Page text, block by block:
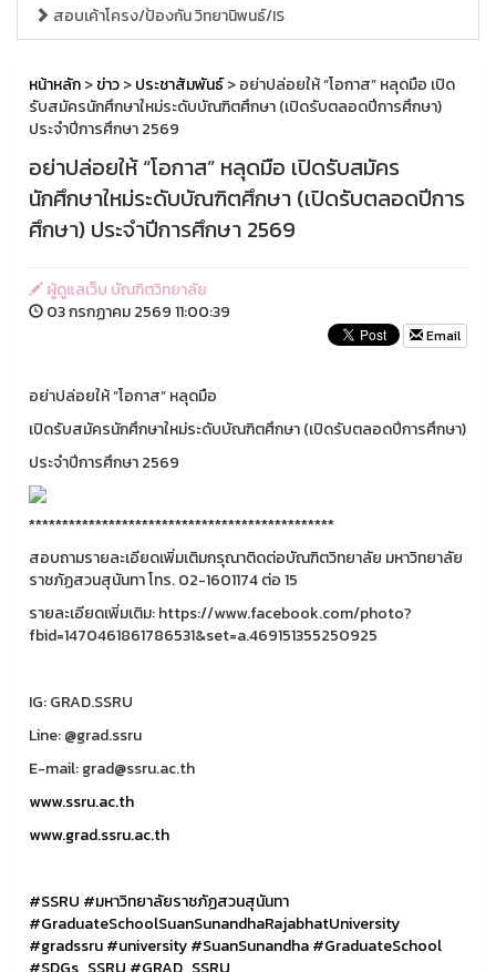
สอบเค้าโครง/ป้องกัน วิทยานิพนธ์/IS
หน้าหลัก>ข่าว>ประชาสัมพันธ์> อย่าปล่อยให้ “โอกาส” หลุดมือ เปิด
รับสมัครนักศึกษาใหม่ระดับบัณฑิตศึกษา (เปิดรับตลอดปีการศึกษา)
ประจำปีการศึกษา 2569
อย่าปล่อยให้ “โอกาส” หลุดมือ เปิดรับสมัคร
นักศึกษาใหม่ระดับบัณฑิตศึกษา (เปิดรับตลอดปีการ
ศึกษา) ประจำปีการศึกษา 2569
ผู้ดูแลเว็บ บัณฑิตวิทยาลัย
03 กรกฏาคม 2569 11:00:39
Email
อย่าปล่อยให้ “โอกาส” หลุดมือ
เปิดรับสมัครนักศึกษาใหม่ระดับบัณฑิตศึกษา (เปิดรับตลอดปีการศึกษา)
ประจำปีการศึกษา 2569
**********************************************
สอบถามรายละเอียดเพิ่มเติมกรุณาติดต่อบัณฑิตวิทยาลัย มหาวิทยาลัย
ราชภัฏสวนสุนันทา โทร. 02-1601174 ต่อ 15
รายละเอียดเพิ่มเติม: https://www.facebook.com/photo?
fbid=1470461861786531&set=a.469151355250925
IG: GRAD.SSRU
Line: @grad.ssru
E-mail: grad@ssru.ac.th
www.ssru.ac.th
www.grad.ssru.ac.th
#SSRU #มหาวิทยาลัยราชภัฏสวนสุนันทา
#GraduateSchoolSuanSunandhaRajabhatUniversity
#gradssru#university#SuanSunandha#GraduateSchool